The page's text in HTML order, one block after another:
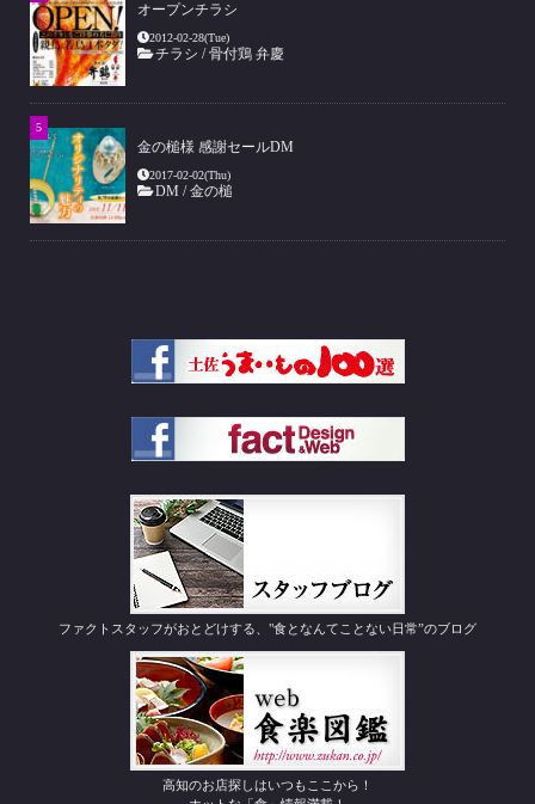
オープンチラシ
2012-02-28(Tue)
チラシ /骨付鶏 弁慶
金の槌様 感謝セールDM
2017-02-02(Thu)
DM /金の槌
ファクトスタッフがおとどけする、"食となんてことない日常”のブログ
高知のお店探しはいつもここから！